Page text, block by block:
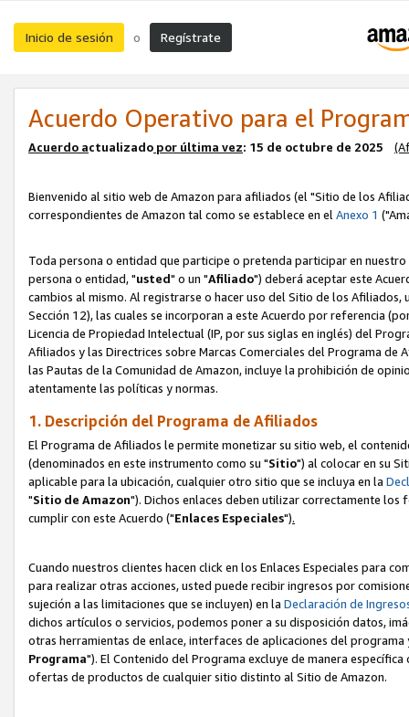
Inicio de sesión o Regístrate
Acuerdo Operativo para el
Acuerdo actualizado por última vez: 15 de octubre de 2025
Bienvenido al sitio web de Amazon para afiliados (el "Sitio de los
correspondientes de Amazon tal como se establece en elAnexo 1
Toda persona o entidad que participe o pretenda participar en
persona o entidad, "usted" o un "Afiliado") deberá aceptar este
cambios al mismo. Al registrarse o hacer uso del Sitio de los
Sección 12), las cuales se incorporan a este Acuerdo por referencia
Licencia de Propiedad Intelectual (IP, por sus siglas en inglés) del
Afiliados y las Directrices sobre Marcas Comerciales del Programa
las Pautas de la Comunidad de Amazon, incluye la prohibición de
atentamente las políticas y normas.
1. Descripción del Programa de Afiliados
El Programa de Afiliados le permite monetizar su sitio web, el
(denominados en este instrumento como su "Sitio") al colocar en su
aplicable para la ubicación, cualquier otro sitio que se incluya en la
"Sitio de Amazon"). Dichos enlaces deben utilizar correctamente los
cumplir con este Acuerdo ("Enlaces Especiales").
Cuando nuestros clientes hacen click en los Enlaces Especiales para
para realizar otras acciones, usted puede recibir ingresos por
sujeción a las limitaciones que se incluyen) en la Declaración de
dichos artículos o servicios, podemos poner a su disposición datos,
otras herramientas de enlace, interfaces de aplicaciones del
Programa"). El Contenido del Programa excluye de manera
ofertas de productos de cualquier sitio distinto al Sitio de Amazon.